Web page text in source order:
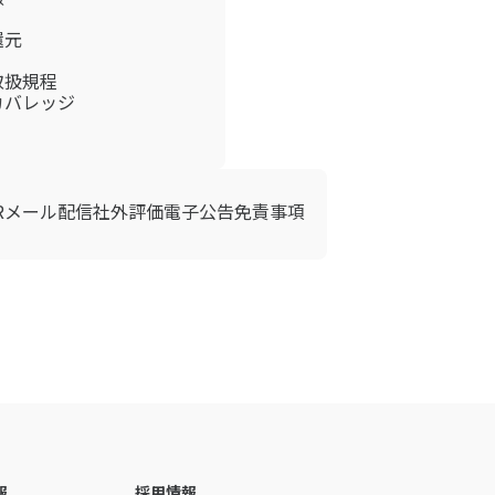
規程
レッジ
メール配信社外評価電子公告免責事項